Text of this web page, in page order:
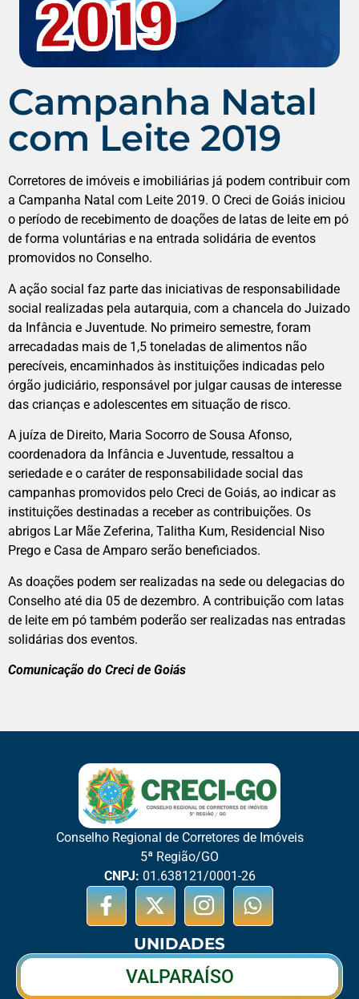
Campanha Natal
com Leite 2019
Corretores de imóveis e imobiliárias já podem contribuir com
a Campanha Natal com Leite 2019. O Creci de Goiás iniciou
o período de recebimento de doações de latas de leite em pó
de forma voluntárias e na entrada solidária de eventos
promovidos no Conselho.
A ação social faz parte das iniciativas de responsabilidade
social realizadas pela autarquia, com a chancela do Juizado
da Infância e Juventude. No primeiro semestre, foram
arrecadadas mais de 1,5 toneladas de alimentos não
perecíveis, encaminhados às instituições indicadas pelo
órgão judiciário, responsável por julgar causas de interesse
das crianças e adolescentes em situação de risco.
A juíza de Direito, Maria Socorro de Sousa Afonso,
coordenadora da Infância e Juventude, ressaltou a
seriedade e o caráter de responsabilidade social das
campanhas promovidos pelo Creci de Goiás, ao indicar as
instituições destinadas a receber as contribuições. Os
abrigos Lar Mãe Zeferina, Talitha Kum, Residencial Niso
Prego e Casa de Amparo serão beneficiados.
As doações podem ser realizadas na sede ou delegacias do
Conselho até dia 05 de dezembro. A contribuição com latas
de leite em pó também poderão ser realizadas nas entradas
solidárias dos eventos.
Comunicação do Creci de Goiás
Conselho Regional de Corretores de Imóveis
5ª Região/GO
CNPJ: 01.638121/0001-26
UNIDADES
VALPARAÍSO